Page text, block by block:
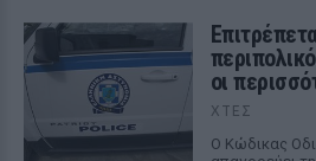
οι
ΧΤΕΣ
Ο Κώδικας